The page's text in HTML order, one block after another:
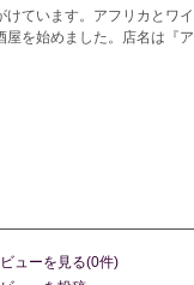
ています。アフリカとワイ
を始めました。店名は『ア
ューを見る(0件)